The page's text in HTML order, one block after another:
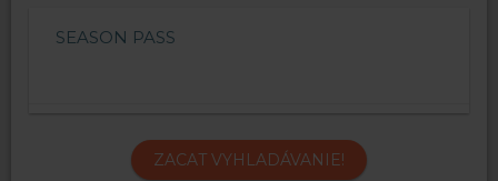
SEASON PASS
ZACAT VYHLADÁVANIE!